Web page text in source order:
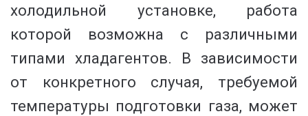
холодильной установке, работа
которой возможна с различными
типами хладагентов. В зависимости
от конкретного случая, требуемой
температуры подготовки газа, может